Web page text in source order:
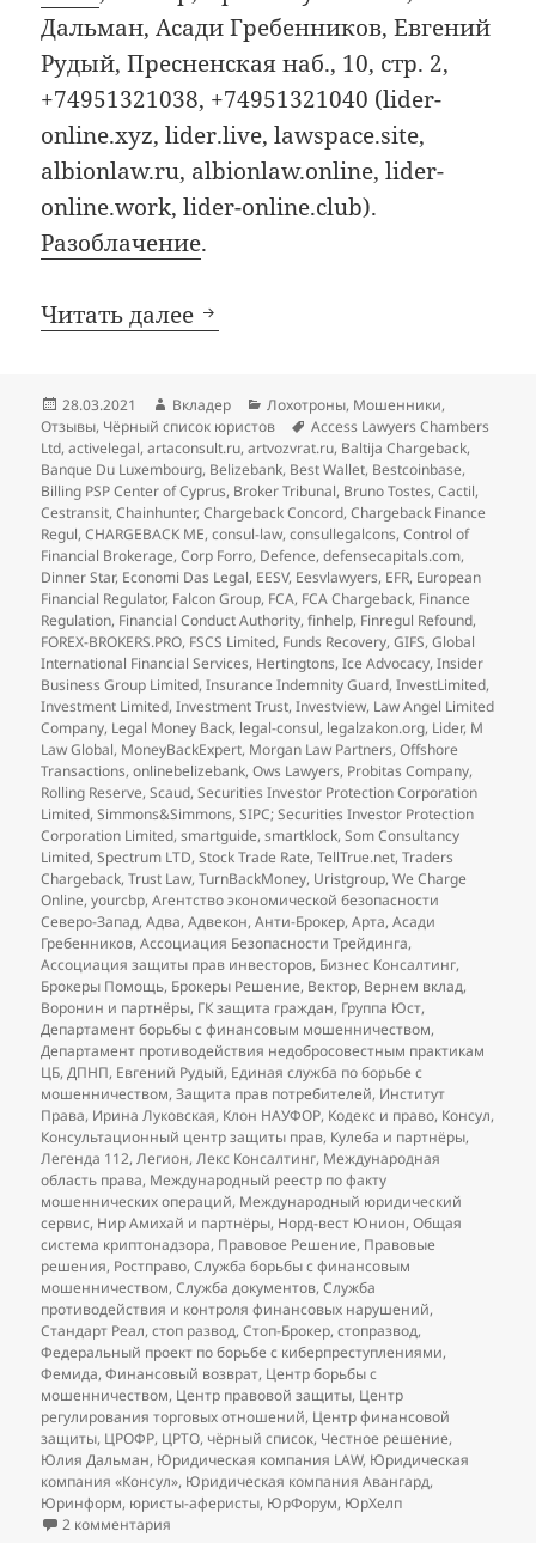
Дальман, Асади Гребенников, Евгений
Рудый, Пресненская наб., 10, стр. 2,
+74951321038, +74951321040 (lider-
online.xyz, lider.live, lawspace.site,
albionlaw.ru, albionlaw.online, lider-
online.work, lider-online.club).
Разоблачение.
Читать далее Добавления в чёрный
Опубликовано
28.03.2021 Автор
Вкладер Рубрики
Лохотроны, Мошенники,
Отзывы, Чёрный список юристов Метки
Access Lawyers Chambers
Ltd,activelegal,artaconsult.ru,artvozvrat.ru, Baltija Chargeback,
Banque Du Luxembourg, Belizebank, Best Wallet, Bestcoinbase,
Billing PSP Center of Cyprus, Broker Tribunal, Bruno Tostes,Cactil,
Cestransit,Chainhunter,Chargeback Concord,Chargeback Finance
Regul,CHARGEBACK ME,consul-law,consullegalcons,Control of
Financial Brokerage,Corp Forro, Defence,defensecapitals.com,
Dinner Star, Economi Das Legal, EESV, Eesvlawyers, EFR, European
Financial Regulator, Falcon Group, FCA, FCA Chargeback, Finance
Regulation, Financial Conduct Authority,finhelp, Finregul Refound,
FOREX-BROKERS.PRO, FSCS Limited, Funds Recovery,GIFS,Global
International Financial Services, Hertingtons,Ice Advocacy,Insider
Business Group Limited,Insurance Indemnity Guard,InvestLimited,
Investment Limited,Investment Trust,Investview, Law Angel Limited
Company, Legal Money Back, legal-consul, legalzakon.org, Lider, M
Law Global, MoneyBackExpert, Morgan Law Partners,Offshore
Transactions,onlinebelizebank,Ows Lawyers, Probitas Company,
Rolling Reserve,Scaud,Securities Investor Protection Corporation
Limited,Simmons&Simmons,SIPC; Securities Investor Protection
Corporation Limited,smartguide,smartklock,Som Consultancy
Limited,Spectrum LTD,Stock Trade Rate,TellTrue.net,Traders
Chargeback,Trust Law,TurnBackMoney, Uristgroup,We Charge
Online,yourcbp,Агентство экономической безопасности
Северо-Запад,Адва,Адвекон,Анти-Брокер,Арта,Асади
Гребенников,Ассоциация Безопасности Трейдинга,
Ассоциация защиты прав инвесторов, Бизнес Консалтинг,
Брокеры Помощь, Брокеры Решение, Вектор, Вернем вклад,
Воронин и партнёры, ГК защита граждан, Группа Юст,
Департамент борьбы с финансовым мошенничеством,
Департамент противодействия недобросовестным практикам
ЦБ,ДПНП, Евгений Рудый, Единая служба по борьбе с
мошенничеством,Защита прав потребителей, Институт
Права, Ирина Луковская, Клон НАУФОР, Кодекс и право, Консул,
Консультационный центр защиты прав, Кулеба и партнёры,
Легенда 112,Легион,Лекс Консалтинг, Международная
область права, Международный реестр по факту
мошеннических операций, Международный юридический
сервис, Нир Амихай и партнёры, Норд-вест Юнион,Общая
система криптонадзора, Правовое Решение, Правовые
решения, Ростправо,Служба борьбы с финансовым
мошенничеством,Служба документов,Служба
противодействия и контроля финансовых нарушений,
Стандарт Реал,стоп развод,Стоп-Брокер,стопразвод,
Федеральный проект по борьбе с киберпреступлениями,
Фемида,Финансовый возврат, Центр борьбы с
мошенничеством, Центр правовой защиты, Центр
регулирования торговых отношений, Центр финансовой
защиты, ЦРОФР, ЦРТО, чёрный список, Честное решение,
Юлия Дальман, Юридическая компания LAW, Юридическая
компания «Консул», Юридическая компания Авангард,
Юринформ, юристы-аферисты, ЮрФорум, ЮрХелп
2 комментария